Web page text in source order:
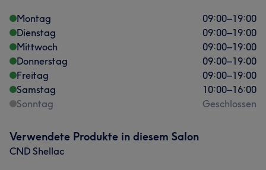
Montag 09:00–19:00
Dienstag
09:00–19:00
Mittwoch
09:00–19:00
Donnerstag
09:00–19:00
Freitag
09:00–19:00
Samstag
10:00–16:00
Sonntag
Geschlossen
Verwendete Produkte in diesem Salon
CND Shellac